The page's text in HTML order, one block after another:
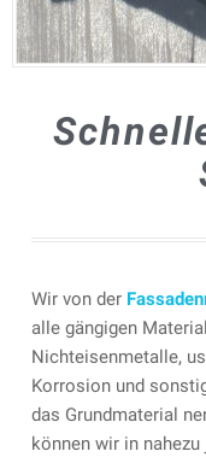
Wir von der
alle gängigen
Nichteisenmetalle,
Korrosion und
das Grundmaterial
können wir in